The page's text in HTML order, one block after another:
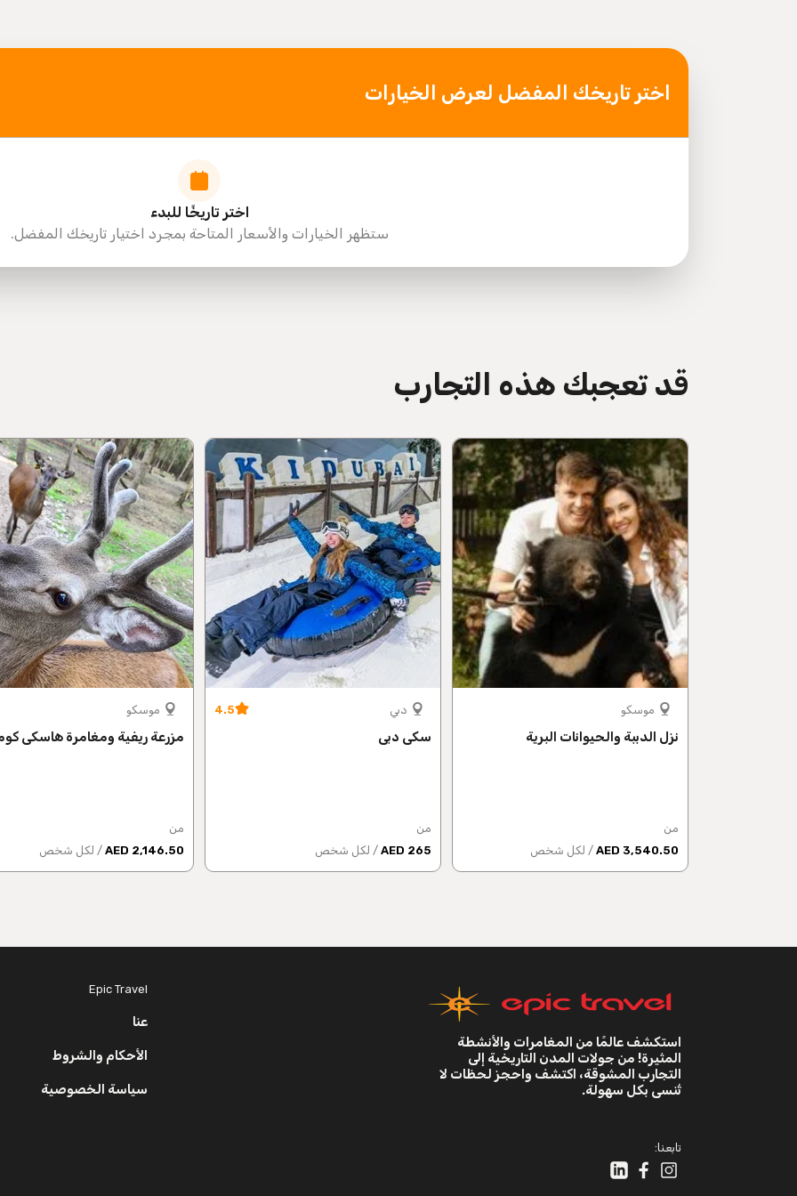
اختر تاريخك المفضل لعرض الخيارات
اختر تاريخًا للبدء
ستظهر الخيارات والأسعار المتاحة بمجرد اختيار تاريخك المفضل.
قد تعجبك هذه التجارب
موسكو
نزل الدببة والحيوانات البرية
من
3,540.50 AED
/ لكل شخص
دبي 4.5
سكي دبي
من
265 AED
/ لكل شخص
موسكو
مزرعة ريفية ومغامرة هاسكي
من
2,146.50 AED
/ لكل شخص
استكشف عالمًا من المغامرات والأنشطة
المثيرة! من جولات المدن التاريخية إلى
التجارب المشوقة، اكتشف واحجز لحظات لا
تُنسى بكل سهولة.
تابعنا:
Epic Travel
عنا
الأحكام والشروط
سياسة الخصوصية